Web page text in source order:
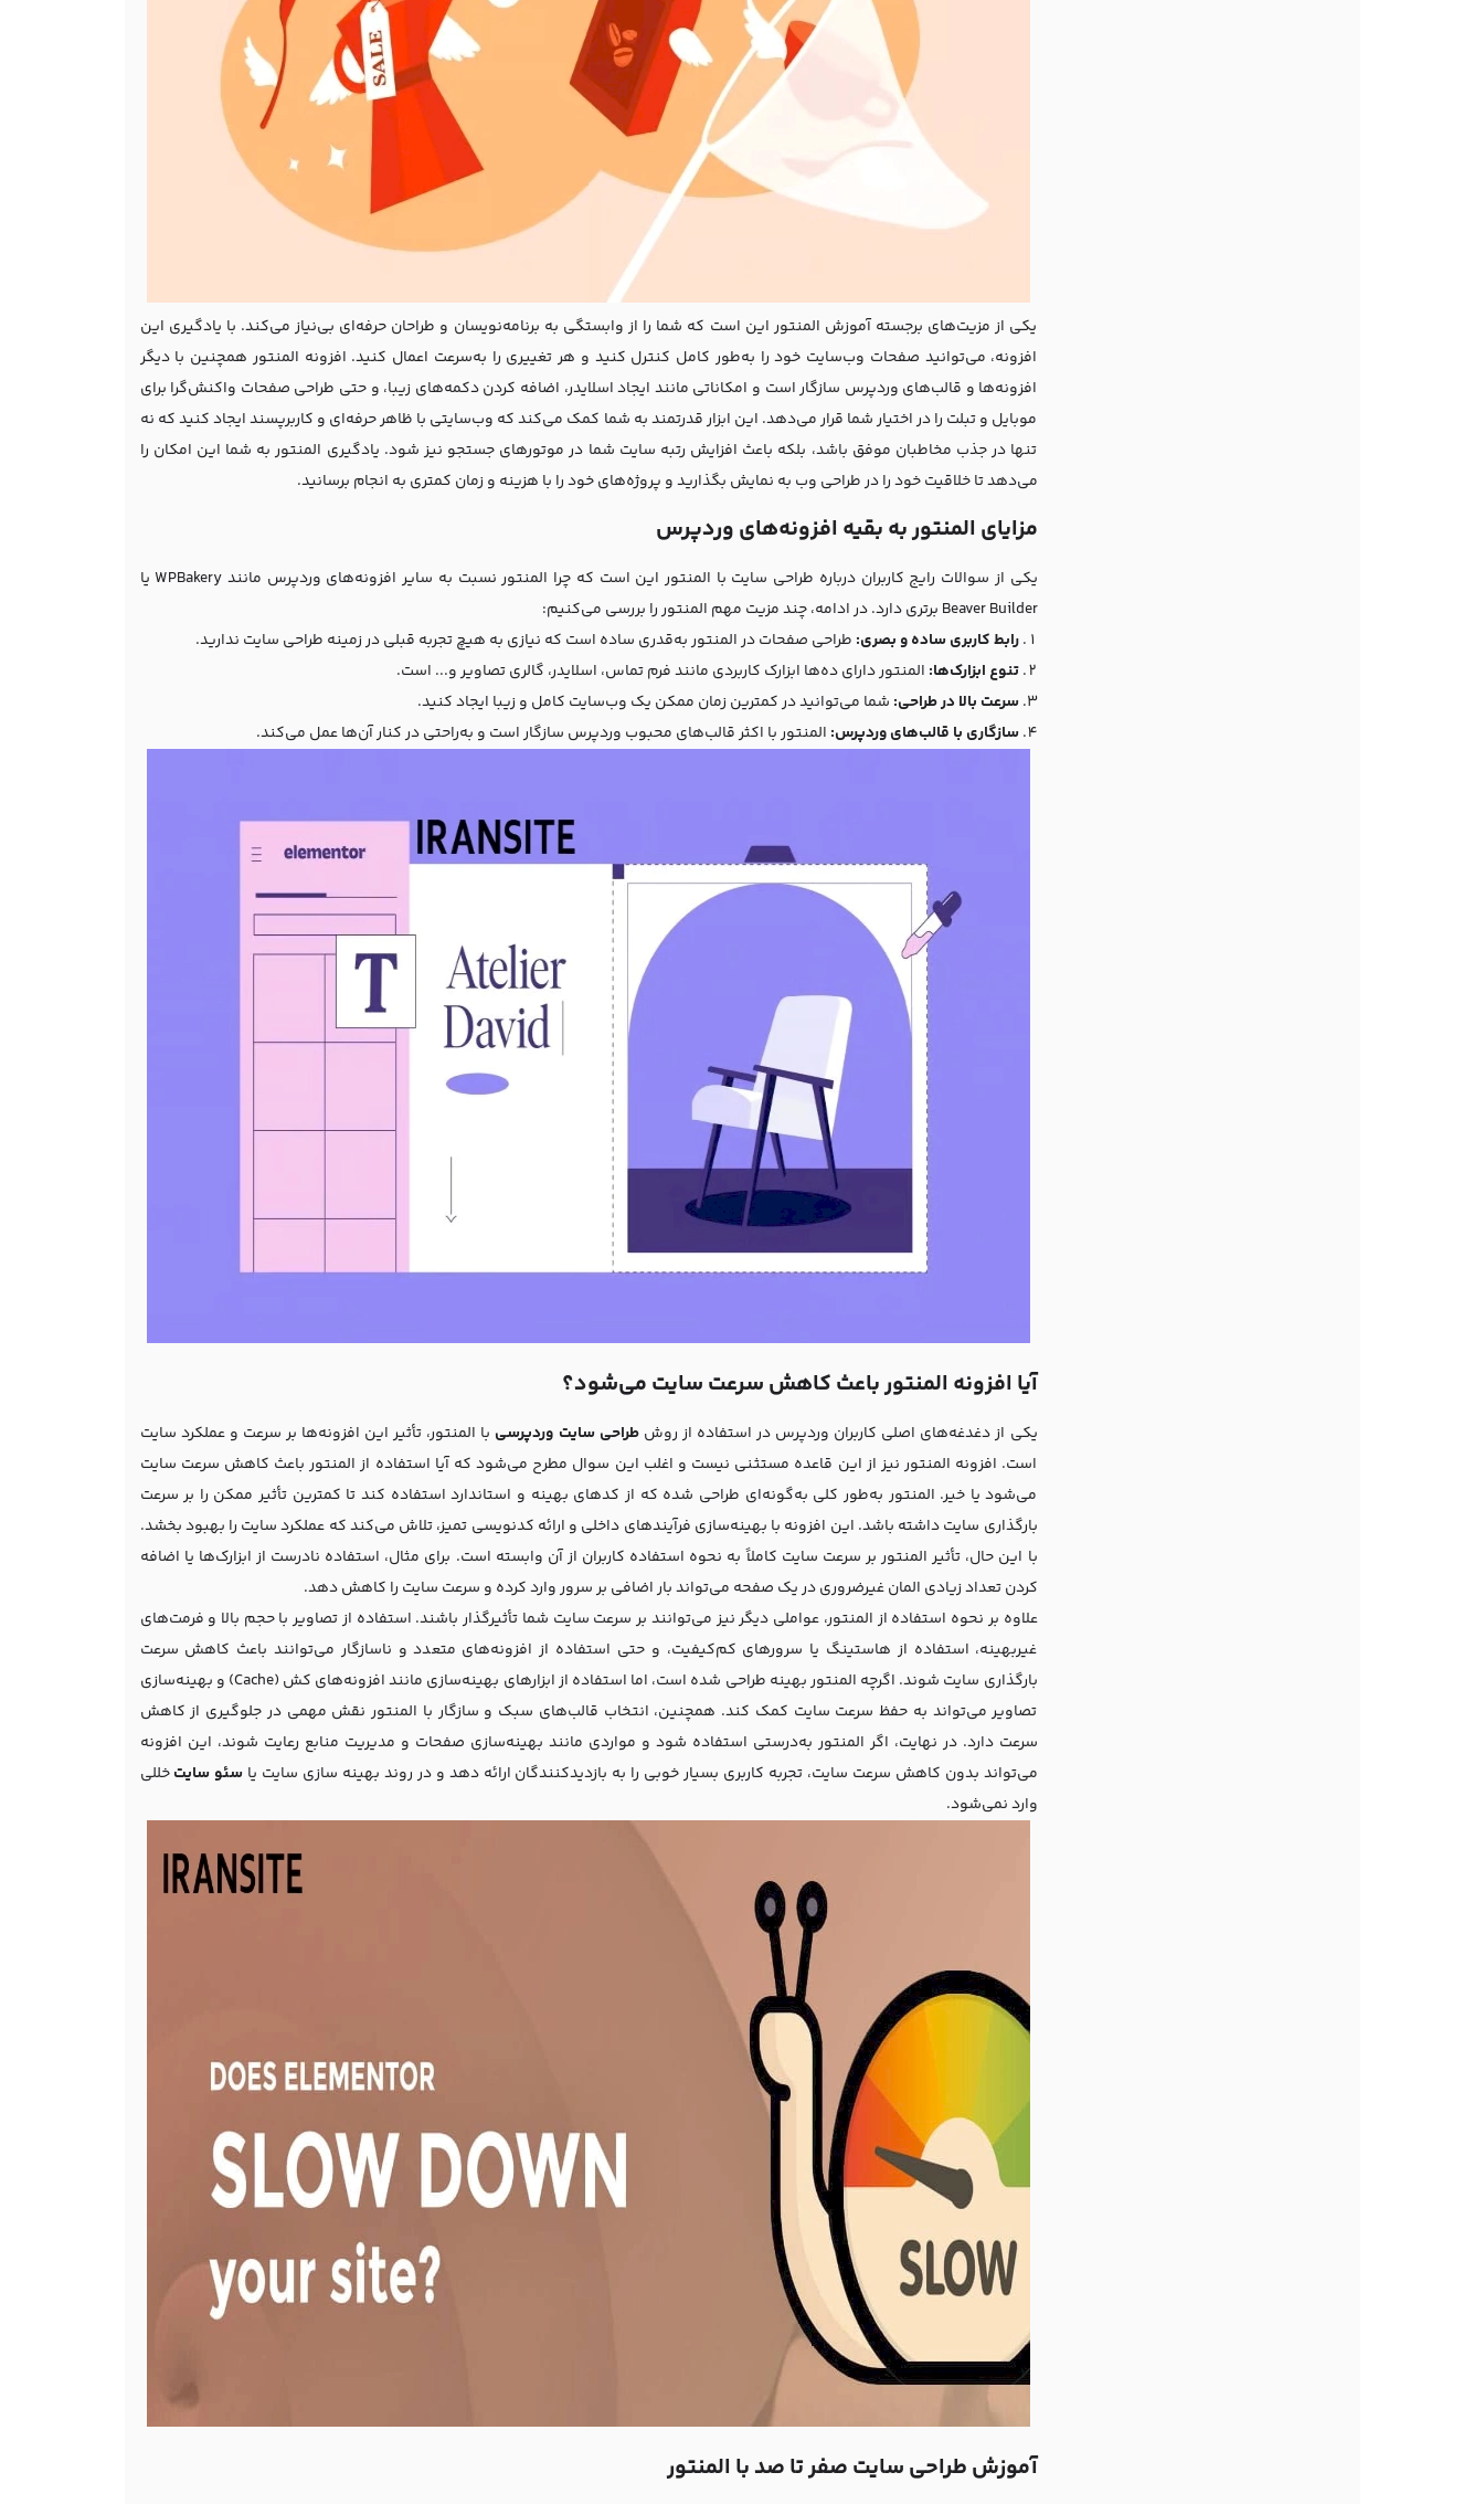
یکی از مزیت‌های برجسته آموزش المنتور این است که شما را از وابستگی به برنامه‌نویسان و طراحان حرفه‌ای بی‌نیاز می‌کند. با یادگیری این
افزونه، می‌توانید صفحات وب‌سایت خود را به‌طور کامل کنترل کنید و هر تغییری را به‌سرعت اعمال کنید. افزونه المنتور همچنین با دیگر
افزونه‌ها و قالب‌های وردپرس سازگار است و امکاناتی مانند ایجاد اسلایدر، اضافه کردن دکمه‌های زیبا، و حتی طراحی صفحات واکنش‌گرا برای
موبایل و تبلت را در اختیار شما قرار می‌دهد. این ابزار قدرتمند به شما کمک می‌کند که وب‌سایتی با ظاهر حرفه‌ای و کاربرپسند ایجاد کنید که نه
تنها در جذب مخاطبان موفق باشد، بلکه باعث افزایش رتبه سایت شما در موتورهای جستجو نیز شود. یادگیری المنتور به شما این امکان را
می‌دهد تا خلاقیت خود را در طراحی وب به نمایش بگذارید و پروژه‌های خود را با هزینه و زمان کمتری به انجام برسانید.
مزایای المنتور به بقیه افزونه‌های وردپرس
یکی از سوالات رایج کاربران درباره طراحی سایت با المنتور این است که چرا المنتور نسبت به سایر افزونه‌های وردپرس مانند WPBakery یا
Beaver Builder برتری دارد. در ادامه، چند مزیت مهم المنتور را بررسی می‌کنیم:
رابط کاربری ساده و بصری: طراحی صفحات در المنتور به‌قدری ساده است که نیازی به هیچ تجربه قبلی در زمینه طراحی سایت ندارید.
تنوع ابزارک‌ها: المنتور دارای ده‌ها ابزارک کاربردی مانند فرم تماس، اسلایدر، گالری تصاویر و... است.
سرعت بالا در طراحی: شما می‌توانید در کمترین زمان ممکن یک وب‌سایت کامل و زیبا ایجاد کنید.
سازگاری با قالب‌های وردپرس: المنتور با اکثر قالب‌های محبوب وردپرس سازگار است و به‌راحتی در کنار آن‌ها عمل می‌کند.
آیا افزونه المنتور باعث کاهش سرعت سایت می‌شود؟
یکی از دغدغه‌های اصلی کاربران وردپرس در استفاده از روشطراحی سایت وردپرسی با المنتور، تأثیر این افزونه‌ها بر سرعت و عملکرد سایت
است. افزونه المنتور نیز از این قاعده مستثنی نیست و اغلب این سوال مطرح می‌شود که آیا استفاده از المنتور باعث کاهش سرعت سایت
می‌شود یا خیر. المنتور به‌طور کلی به‌گونه‌ای طراحی شده که از کدهای بهینه و استاندارد استفاده کند تا کمترین تأثیر ممکن را بر سرعت
بارگذاری سایت داشته باشد. این افزونه با بهینه‌سازی فرآیندهای داخلی و ارائه کدنویسی تمیز، تلاش می‌کند که عملکرد سایت را بهبود بخشد.
با این حال، تأثیر المنتور بر سرعت سایت کاملاً به نحوه استفاده کاربران از آن وابسته است. برای مثال، استفاده نادرست از ابزارک‌ها یا اضافه
کردن تعداد زیادی المان غیرضروری در یک صفحه می‌تواند بار اضافی بر سرور وارد کرده و سرعت سایت را کاهش دهد.
علاوه بر نحوه استفاده از المنتور، عواملی دیگر نیز می‌توانند بر سرعت سایت شما تأثیرگذار باشند. استفاده از تصاویر با حجم بالا و فرمت‌های
غیربهینه، استفاده از هاستینگ یا سرورهای کم‌کیفیت، و حتی استفاده از افزونه‌های متعدد و ناسازگار می‌توانند باعث کاهش سرعت
بارگذاری سایت شوند. اگرچه المنتور بهینه طراحی شده است، اما استفاده از ابزارهای بهینه‌سازی مانند افزونه‌های کش (Cache) و بهینه‌سازی
تصاویر می‌تواند به حفظ سرعت سایت کمک کند. همچنین، انتخاب قالب‌های سبک و سازگار با المنتور نقش مهمی در جلوگیری از کاهش
سرعت دارد. در نهایت، اگر المنتور به‌درستی استفاده شود و مواردی مانند بهینه‌سازی صفحات و مدیریت منابع رعایت شوند، این افزونه
می‌تواند بدون کاهش سرعت سایت، تجربه کاربری بسیار خوبی را به بازدیدکنندگان ارائه دهد و در روند بهینه سازی سایت یا سئو سایتخللی
وارد نمی‌شود.
آموزش طراحی سایت صفر تا صد با المنتور